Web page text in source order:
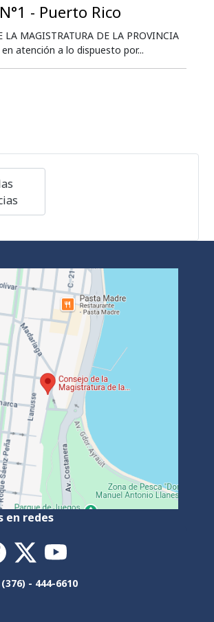
- Puerto Rico
LA MAGISTRATURA DE LA PROVINCIA
en atención a lo dispuesto por...
en redes
(376) - 444-6610